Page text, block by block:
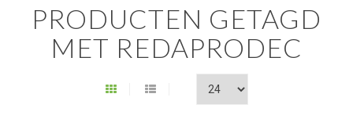
PRODUCTEN GETAGD
MET REDAPRODEC